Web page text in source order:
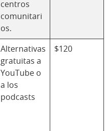
centros
comunitari
os.
Alternativas
gratuitas a
YouTube o
a los
podcasts
$120